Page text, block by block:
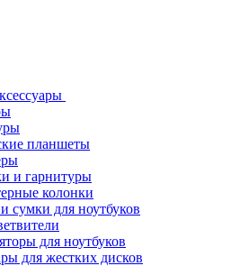
планшеты
и гарнитуры
колонки
сумки для ноутбуков
для ноутбуков
для жестких дисков